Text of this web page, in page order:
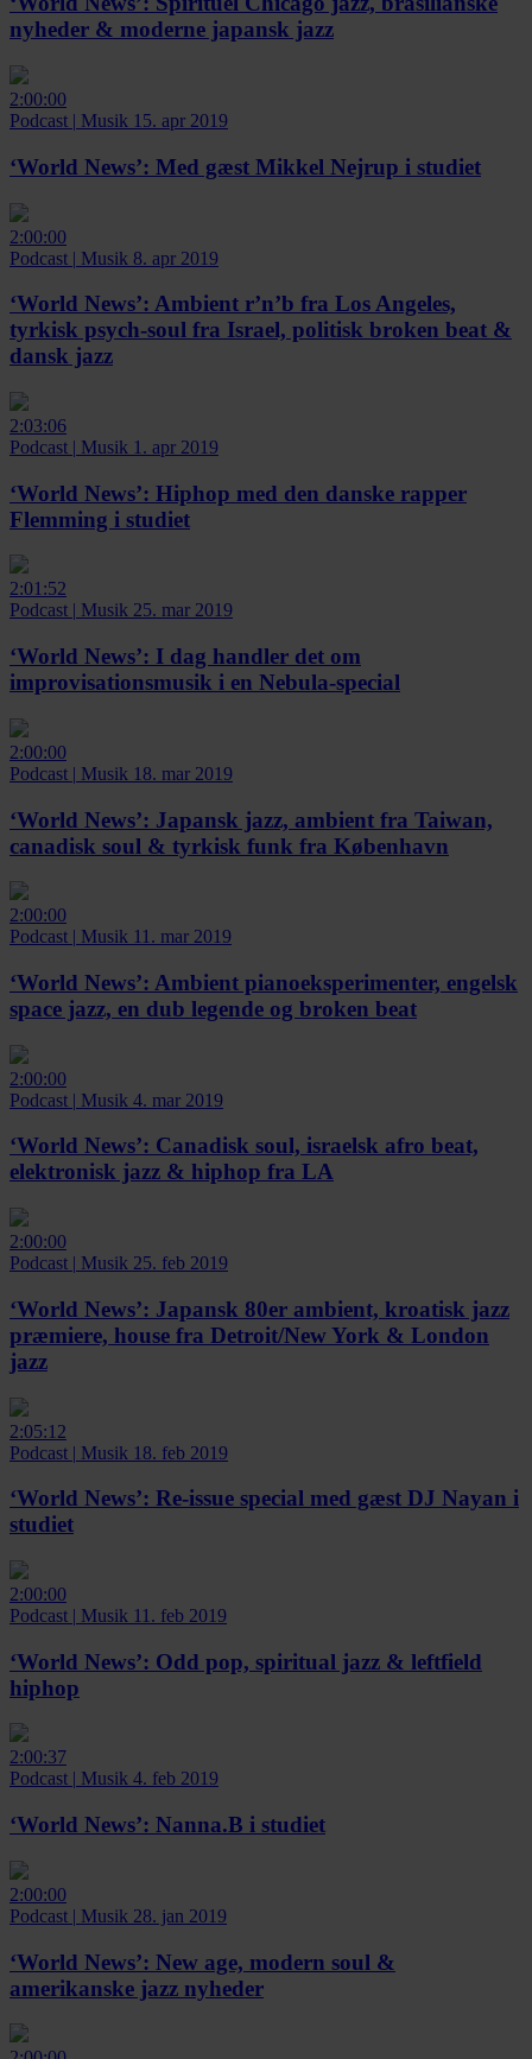
nyheder & moderne japansk jazz
2:00:00
Podcast | Musik 15. apr 2019
‘World News’: Med gæst Mikkel Nejrup i studiet
2:00:00
Podcast | Musik 8. apr 2019
‘World News’: Ambient r’n’b fra Los Angeles,
tyrkisk psych-soul fra Israel, politisk broken beat &
dansk jazz
2:03:06
Podcast | Musik 1. apr 2019
‘World News’: Hiphop med den danske rapper
Flemming i studiet
2:01:52
Podcast | Musik 25. mar 2019
‘World News’: I dag handler det om
improvisationsmusik i en Nebula-special
2:00:00
Podcast | Musik 18. mar 2019
‘World News’: Japansk jazz, ambient fra Taiwan,
canadisk soul & tyrkisk funk fra København
2:00:00
Podcast | Musik 11. mar 2019
‘World News’: Ambient pianoeksperimenter, engelsk
space jazz, en dub legende og broken beat
2:00:00
Podcast | Musik 4. mar 2019
‘World News’: Canadisk soul, israelsk afro beat,
elektronisk jazz & hiphop fra LA
2:00:00
Podcast | Musik 25. feb 2019
‘World News’: Japansk 80er ambient, kroatisk jazz
præmiere, house fra Detroit/New York & London
jazz
2:05:12
Podcast | Musik 18. feb 2019
‘World News’: Re-issue special med gæst DJ Nayan i
studiet
2:00:00
Podcast | Musik 11. feb 2019
‘World News’: Odd pop, spiritual jazz & leftfield
hiphop
2:00:37
Podcast
Musik 4. feb 2019
‘World News’: Nanna.B i studiet
2:00:00
Podcast | Musik 28. jan 2019
‘World News’: New age, modern soul &
amerikanske jazz nyheder